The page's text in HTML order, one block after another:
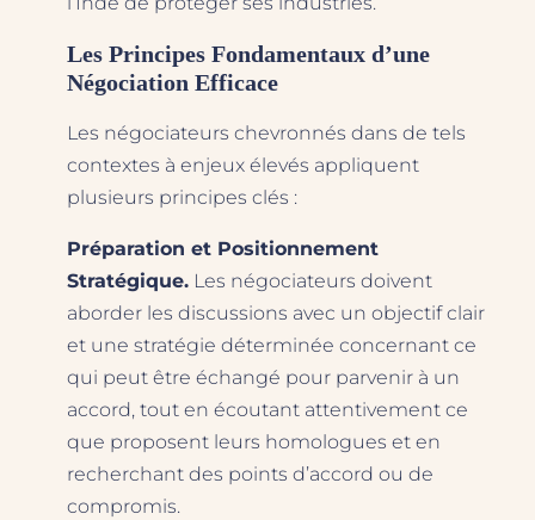
Les Principes Fondamentaux d’une
Négociation Efficace
Les négociateurs chevronnés dans de tels
contextes à enjeux élevés appliquent
plusieurs principes clés :
Préparation et Positionnement
Stratégique. Les négociateurs doivent
aborder les discussions avec un objectif clair
et une stratégie déterminée concernant ce
qui peut être échangé pour parvenir à un
accord, tout en écoutant attentivement ce
que proposent leurs homologues et en
recherchant des points d’accord ou de
compromis.